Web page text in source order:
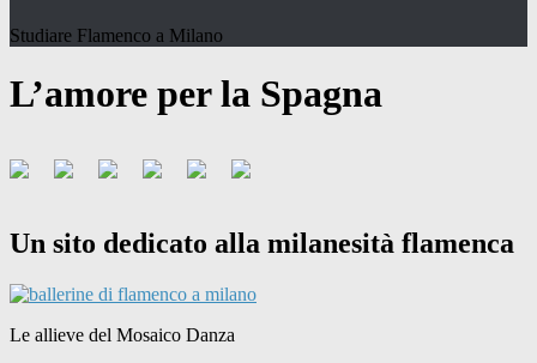
Studiare Flamenco a Milano
L’amore per la Spagna
Un sito dedicato alla milanesità flamenca
Le allieve del Mosaico Danza